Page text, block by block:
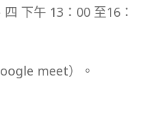
下午 13：00 至16：
meet）。